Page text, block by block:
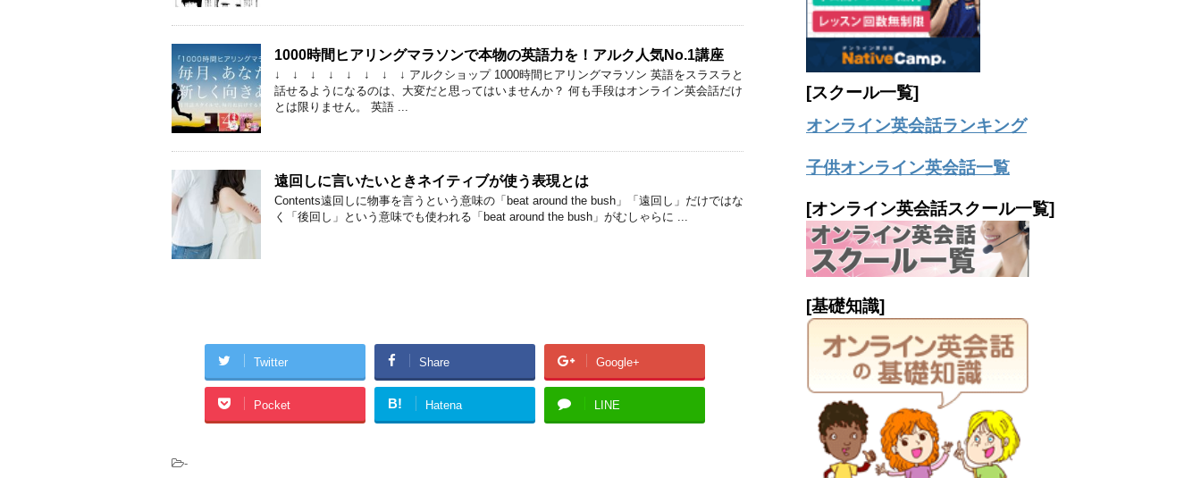
1000時間ヒアリングマラソンで本物の英語力を！アルク人気No.1講座
↓ ↓ ↓ ↓ ↓ ↓ ↓ ↓ アルクショップ 1000時間ヒアリングマラソン 英語をスラスラと
話せるようになるのは、大変だと思ってはいませんか？ 何も手段はオンライン英会話だけ
とは限りません。 英語 ...
遠回しに言いたいときネイティブが使う表現とは
Contents遠回しに物事を言うという意味の「beat around the bush」「遠回し」だけではな
く「後回し」という意味でも使われる「beat around the bush」がむしゃらに ...
Twitter Share Google+
Pocket B! Hatena LINE
-
[スクール一覧]
オンライン英会話ランキング
子供オンライン英会話一覧
[オンライン英会話スクール一覧]
[基礎知識]